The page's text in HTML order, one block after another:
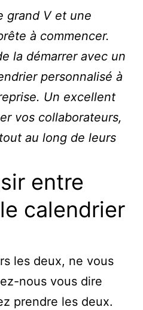
grand V et une
à commencer.
la démarrer avec un
personnalisé à
Un excellent
vos collaborateurs,
au long de leurs
entre
calendrier
les deux, ne vous
nous vous dire
prendre les deux.